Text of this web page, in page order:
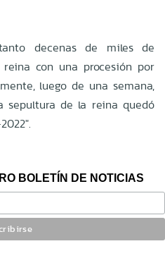
decenas de miles de
con una procesión por
luego de una semana,
sepultura de la reina quedó
BOLETÍN DE NOTICIAS